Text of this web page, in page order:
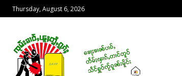
Thursday, August 6, 2026